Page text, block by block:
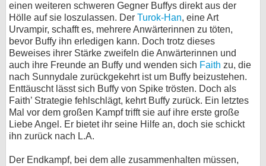
einen weiteren schweren Gegner Buffys direkt aus der
Hölle auf sie loszulassen. Der Turok-Han, eine Art
Urvampir, schafft es, mehrere Anwärterinnen zu töten,
bevor Buffy ihn erledigen kann. Doch trotz dieses
Beweises ihrer Stärke zweifeln die Anwärterinnen und
auch ihre Freunde an Buffy und wenden sich Faith zu, die
nach Sunnydale zurückgekehrt ist um Buffy beizustehen.
Enttäuscht lässt sich Buffy von Spike trösten. Doch als
Faith’ Strategie fehlschlägt, kehrt Buffy zurück. Ein letztes
Mal vor dem großen Kampf trifft sie auf ihre erste große
Liebe Angel. Er bietet ihr seine Hilfe an, doch sie schickt
ihn zurück nach L.A.
Der Endkampf, bei dem alle zusammenhalten müssen,